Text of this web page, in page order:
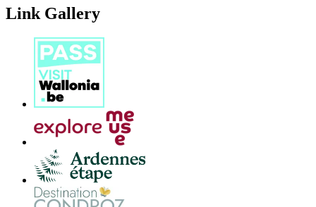
Link Gallery